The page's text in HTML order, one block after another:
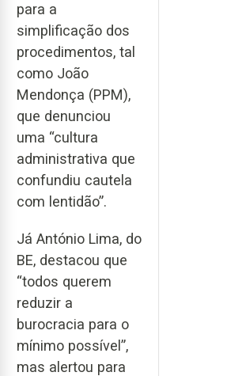
para a
simplificação dos
procedimentos, tal
como João
Mendonça (PPM),
que denunciou
uma “cultura
administrativa que
confundiu cautela
com lentidão”.
Já António Lima, do
BE, destacou que
“todos querem
reduzir a
burocracia para o
mínimo possível”,
mas alertou para